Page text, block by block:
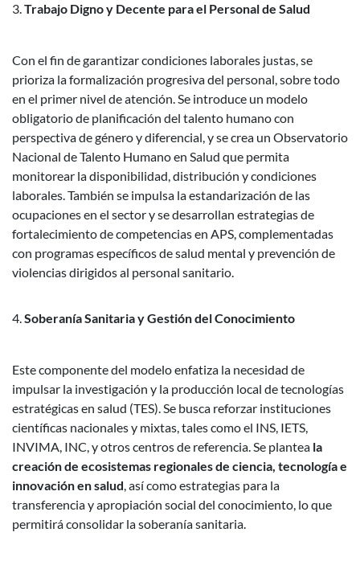
Trabajo Digno y Decente para el Personal de Salud
Con el fin de garantizar condiciones laborales justas, se
prioriza la formalización progresiva del personal, sobre todo
en el primer nivel de atención. Se introduce un modelo
obligatorio de planificación del talento humano con
perspectiva de género y diferencial, y se crea un Observatorio
Nacional de Talento Humano en Salud que permita
monitorear la disponibilidad, distribución y condiciones
laborales. También se impulsa la estandarización de las
ocupaciones en el sector y se desarrollan estrategias de
fortalecimiento de competencias en APS, complementadas
con programas específicos de salud mental y prevención de
violencias dirigidos al personal sanitario.
Soberanía Sanitaria y Gestión del Conocimiento
Este componente del modelo enfatiza la necesidad de
impulsar la investigación y la producción local de tecnologías
estratégicas en salud (TES). Se busca reforzar instituciones
científicas nacionales y mixtas, tales como el INS, IETS,
INVIMA, INC, y otros centros de referencia. Se plantea la
creación de ecosistemas regionales de ciencia, tecnología e
innovación en salud, así como estrategias para la
transferencia y apropiación social del conocimiento, lo que
permitirá consolidar la soberanía sanitaria.